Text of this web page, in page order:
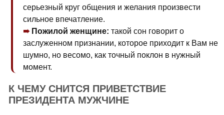
серьезный круг общения и желания произвести
сильное впечатление.
Пожилой женщине: такой сон говорит о
заслуженном признании, которое приходит к Вам не
шумно, но весомо, как точный поклон в нужный
момент.
К ЧЕМУ СНИТСЯ ПРИВЕТСТВИЕ
ПРЕЗИДЕНТА МУЖЧИНЕ